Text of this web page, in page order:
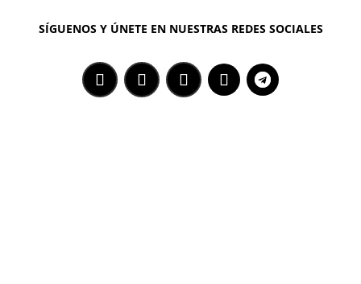
SÍGUENOS Y ÚNETE EN NUESTRAS REDES SOCIALES